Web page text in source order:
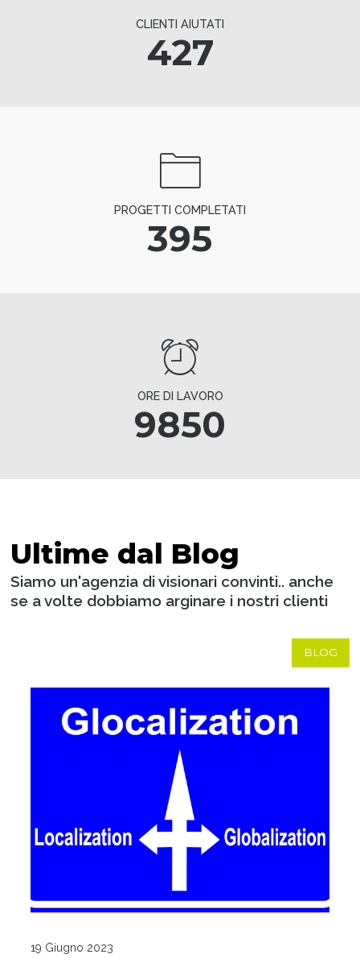
CLIENTI AIUTATI
427
PROGETTI COMPLETATI
395
ORE DI LAVORO
9850
Ultime dal Blog
Siamo un'agenzia di visionari convinti.. anche
se a volte dobbiamo arginare i nostri clienti
BLOG
19 Giugno 2023